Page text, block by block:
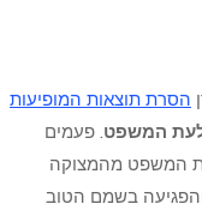
הסרת תוצאות המופיעות
המשפט. פעמים
המשפט מהמצוקה
בשמם הטוב